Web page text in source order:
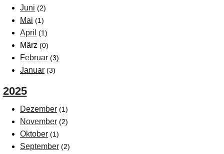
Juni (2)
Mai (1)
April (1)
März (0)
Februar (3)
Januar (3)
2025
Dezember (1)
November (2)
Oktober (1)
September (2)